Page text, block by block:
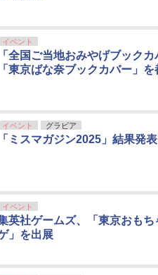
イベント
「全国ご当地おみやげブック
「東京ばな奈ブックカバー」
イベント グラビア
「ミスマガジン2025」結果発
イベント
英社ゲームズ、「東京おも
」を出展